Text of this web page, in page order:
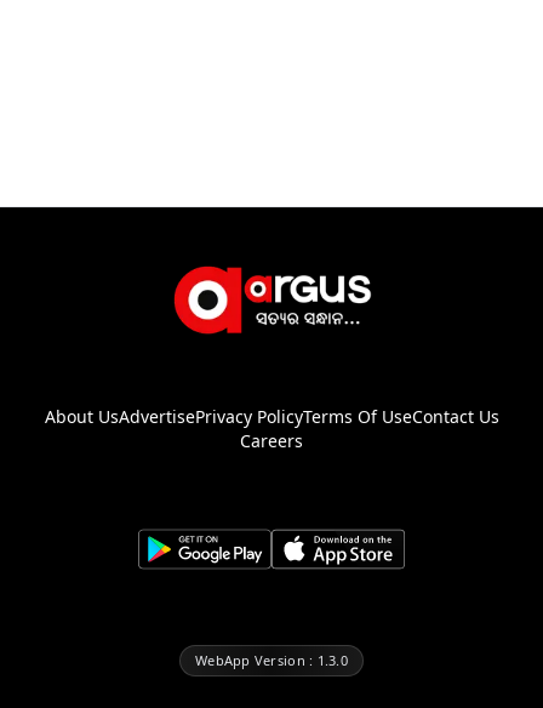
About UsAdvertisePrivacy PolicyTerms Of UseContact Us
Careers
WebApp Version : 1.3.0